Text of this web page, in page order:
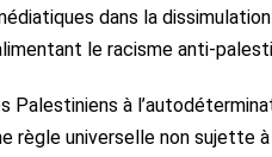
dans la
le racisme anti-
Palestiniens à
règle universelle non